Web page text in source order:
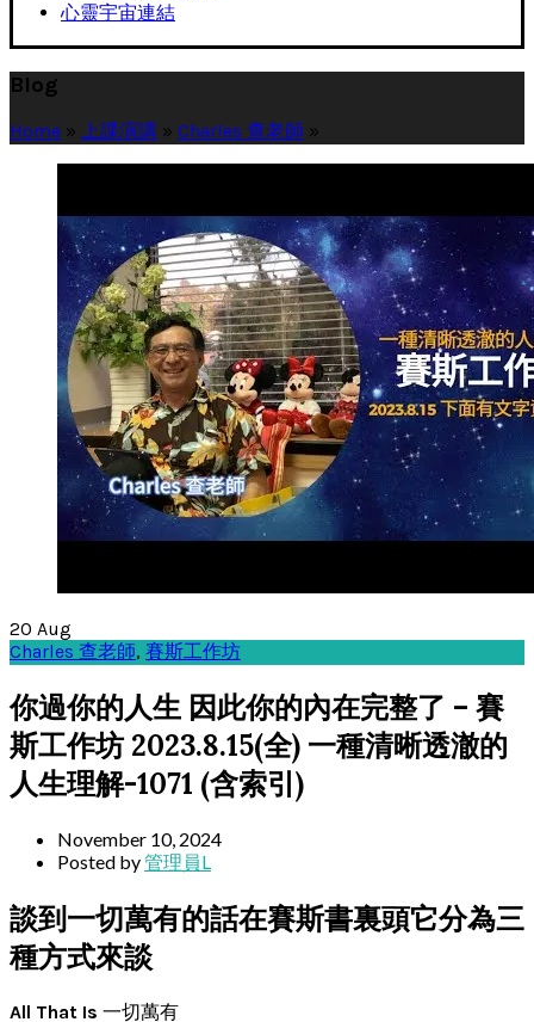
心靈宇宙連結
Blog
Home » 上課演講 » Charles 查老師 »
20 Aug
Charles 查老師, 賽斯工作坊
你過你的人生 因此你的內在完整了 – 賽
斯工作坊 2023.8.15(全) 一種清晰透澈的
人生理解-1071 (含索引)
November 10, 2024
Posted by管理員L
談到一切萬有的話在賽斯書裏頭它分為三
種方式來談
All That Is 一切萬有